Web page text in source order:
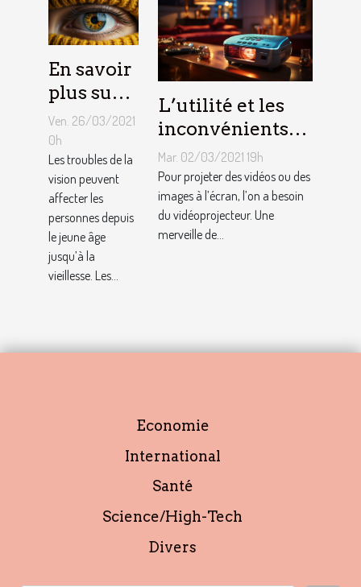
En savoir
plus sur
les
troubles
de la
vision ?
Ven. 26/03/2021
0h
Les troubles de la
vision peuvent
affecter les
personnes depuis
le jeune âge
jusqu’à la
vieillesse. Les...
L’utilité et les
inconvénients
des
vidéoprojecteurs
LED
Mar. 02/03/2021 19h
Pour projeter des vidéos ou des
images à l’écran, l’on a besoin
du vidéoprojecteur. Une
merveille de...
Economie
International
Santé
Science/High-Tech
Divers